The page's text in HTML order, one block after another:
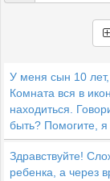
У меня сын 10 лет,
Комната вся в
находиться.
быть? Помогите,
Здравствуйте!
ребенка, а через